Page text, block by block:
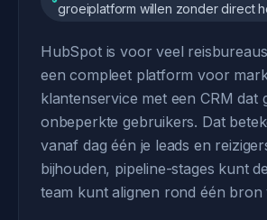
groeiplatform willen zonder direct
HubSpot is voor veel
een compleet platform voor
klantenservice met een CRM dat
onbeperkte gebruikers. Dat
vanaf dag één je leads en
bijhouden, pipeline-stages kunt
team kunt alignen rond één bron